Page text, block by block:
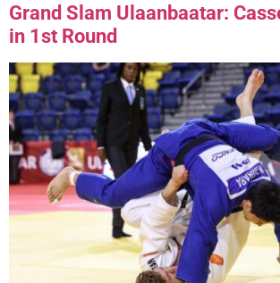
Grand Slam Ulaanbaatar:
in 1st Round